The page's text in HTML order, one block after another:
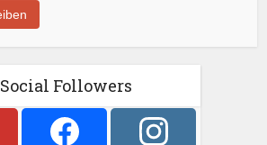
Social Followers